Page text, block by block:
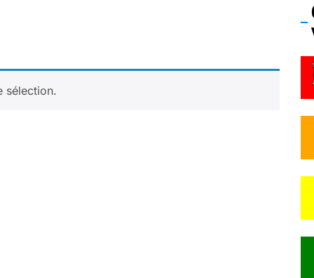
sélection.